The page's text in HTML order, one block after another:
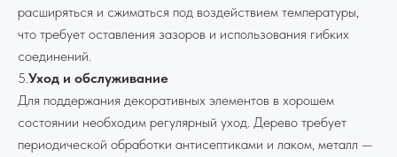
расширяться и сжиматься под воздействием температуры,
что требует оставления зазоров и использования гибких
соединений.
5.Уход и обслуживание
Для поддержания декоративных элементов в хорошем
состоянии необходим регулярный уход. Дерево требует
периодической обработки антисептиками и лаком, металл —
Телефон: +7 (960) 479-55-19
Email: 89604795519@mail.ru